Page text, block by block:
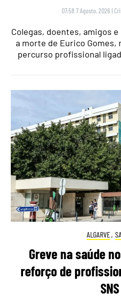
07:58 7 Agosto, 2026 |
Colegas, doentes, amigos
a morte de Eurico Gomes,
percurso profissional
ALGARVE,
Greve na saúde
reforço de
SNS